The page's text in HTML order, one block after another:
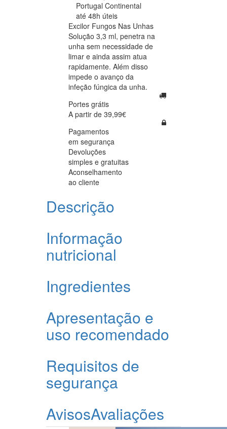
Portugal Continental
até 48h úteis
Excilor Fungos Nas Unhas
Solução 3,3 ml, penetra na
unha sem necessidade de
limar e ainda assim atua
rapidamente. Além disso
impede o avanço da
infeção fúngica da unha.
Portes grátis
A partir de 39,99€
Pagamentos
em segurança
Devoluções
simples e gratuitas
Aconselhamento
ao cliente
Descrição
Informação
nutricional
Ingredientes
Apresentação e
uso recomendado
Requisitos de
segurança
AvisosAvaliações